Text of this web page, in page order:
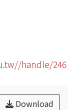
handle/246
Download